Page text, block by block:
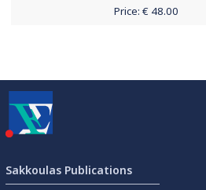
Price: € 48.00
Sakkoulas Publications